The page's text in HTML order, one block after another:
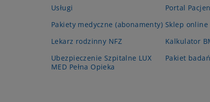
Usługi
Pakiety medyczne (abonamenty)
Lekarz rodzinny NFZ
Ubezpieczenie Szpitalne LUX
MED Pełna Opieka
Portal
Sklep online
Kalkulator
Pakiet